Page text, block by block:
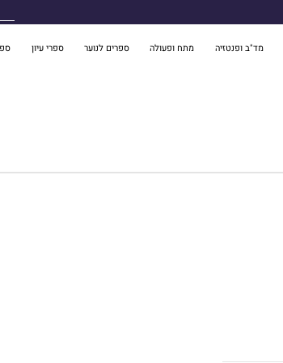
מד"ב ופנטזיה מתח ופעולה ספרים לנוער ספרי עיון